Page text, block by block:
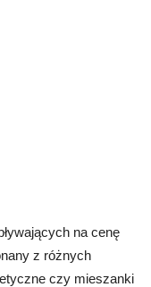
na cenę
z różnych
czy mieszanki